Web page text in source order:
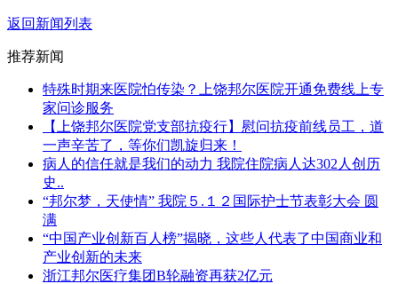
返回新闻列表
推荐新闻
特殊时期来医院怕传染？上饶邦尔医院开通免费线上专
家问诊服务
【上饶邦尔医院党支部抗疫行】慰问抗疫前线员工，道
一声辛苦了，等你们凯旋归来！
病人的信任就是我们的动力 我院住院病人达302人创历
史..
“邦尔梦，天使情” 我院５.１２国际护士节表彰大会 圆
满
“中国产业创新百人榜”揭晓，这些人代表了中国商业和
产业创新的未来
浙江邦尔医疗集团B轮融资再获2亿元